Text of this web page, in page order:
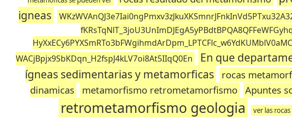
igneas
WACjBpjx9SbKDqn_H2fspJ4kLV7oi8At5IIqQ0En
En que
ígneas sedimentarias y metamorficas
rocas
dinamicas
metamorfismo retrometamorfismo Apuntes
retrometamorfismo geologia ver las